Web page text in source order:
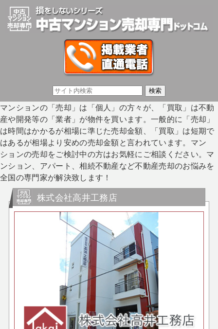
マンションの「売却」は「個人」の方々が、「買取」は不動
産や開発等の「業者」が物件を買います。一般的に「売却」
は時間はかかるが相場に準じた売却金額、「買取」は短期で
はあるが相場より安めの売却金額と言われています。マン
ションの売却をご検討中の方はお気軽にご相談ください。マ
ンション、アパート、相続不動産など不動産売却のお悩みを
全国の専門家が解決致します！
株式会社高井工務店